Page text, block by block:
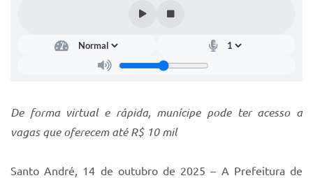
Legislação
Lei de acesso à informação
Mobilidade Urbana Sustentável
De forma virtual e rápida, munícipe pode ter acesso a
vagas que oferecem até R$ 10 mil
Santo André, 14 de outubro de 2025 – A Prefeitura de